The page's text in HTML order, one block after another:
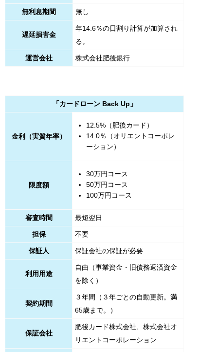
無利息期間 無し
遅延損害金
年14.6％の日割り計算が加算され
る。
運営会社 株式会社肥後銀行
「カードローン Back Up」
金利（実質年率）
12.5%（肥後カード）
14.0％（オリエントコーポレ
ーション）
限度額
30万円コース
50万円コース
100万円コース
審査時間 最短翌日
担保 不要
保証人 保証会社の保証が必要
利用用途
自由（事業資金・旧債務返済資金
を除く）
契約期間
３年間（３年ごとの自動更新。満
65歳まで。）
保証会社
肥後カード株式会社、株式会社オ
リエントコーポレーション